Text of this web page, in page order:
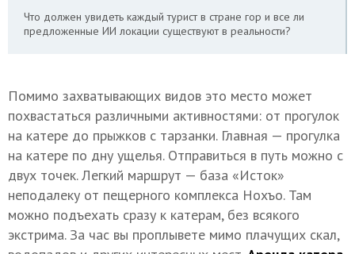
Что должен увидеть каждый турист в стране гор и все ли
предложенные ИИ локации существуют в реальности?
Помимо захватывающих видов это место может
похвастаться различными активностями: от прогулок
на катере до прыжков с тарзанки. Главная — прогулка
на катере по дну ущелья. Отправиться в путь можно с
двух точек. Легкий маршрут — база «Исток»
неподалеку от пещерного комплекса Нохъо. Там
можно подъехать сразу к катерам, без всякого
экстрима. За час вы проплывете мимо плачущих скал,